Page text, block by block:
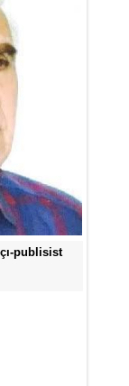
publisist